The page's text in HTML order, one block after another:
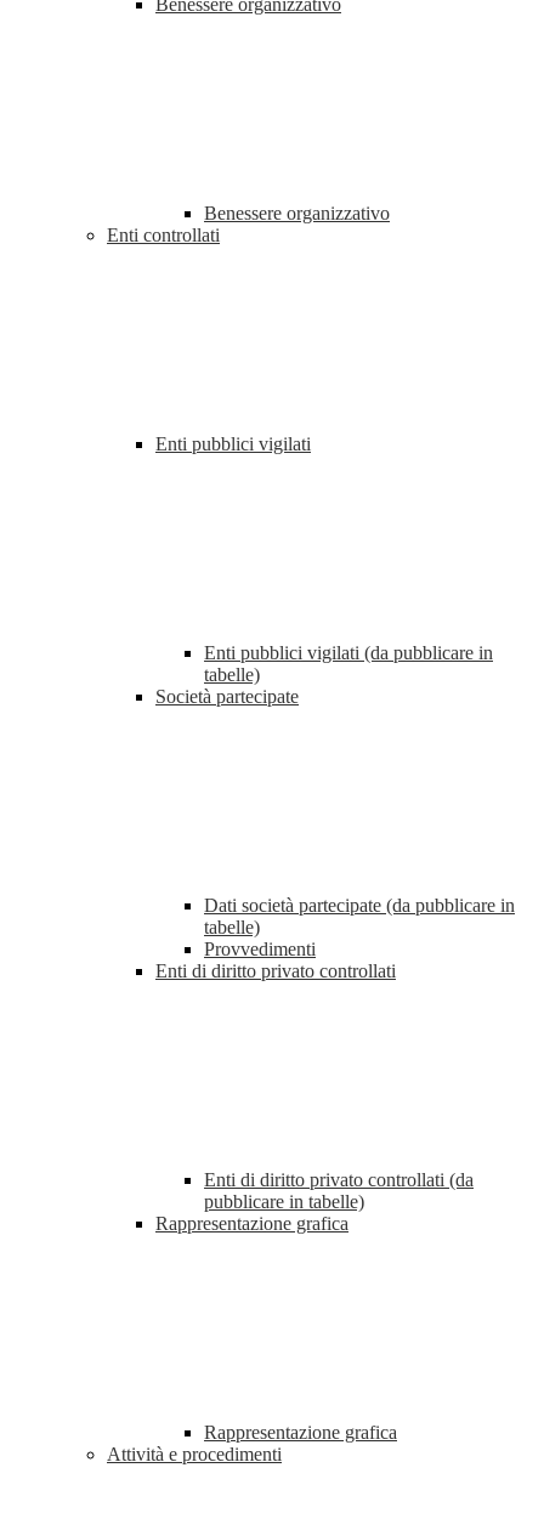
Benessere organizzativo
Benessere organizzativo
Enti controllati
Enti pubblici vigilati
Enti pubblici vigilati (da pubblicare in
tabelle)
Società partecipate
Dati società partecipate (da pubblicare in
tabelle)
Provvedimenti
Enti di diritto privato controllati
Enti di diritto privato controllati (da
pubblicare in tabelle)
Rappresentazione grafica
Rappresentazione grafica
Attività e procedimenti